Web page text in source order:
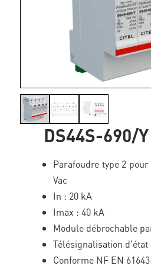
DS44S-690/Y
Parafoudre type 2
Vac
In : 20 kA
Imax : 40 kA
Module débrochable
Télésignalisation d'état
Conforme NF EN